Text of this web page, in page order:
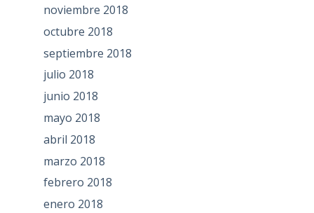
noviembre 2018
octubre 2018
septiembre 2018
julio 2018
junio 2018
mayo 2018
abril 2018
marzo 2018
febrero 2018
enero 2018